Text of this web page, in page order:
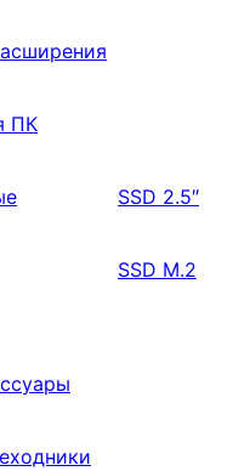
ПК
SSD 2.5″
SSD M.2